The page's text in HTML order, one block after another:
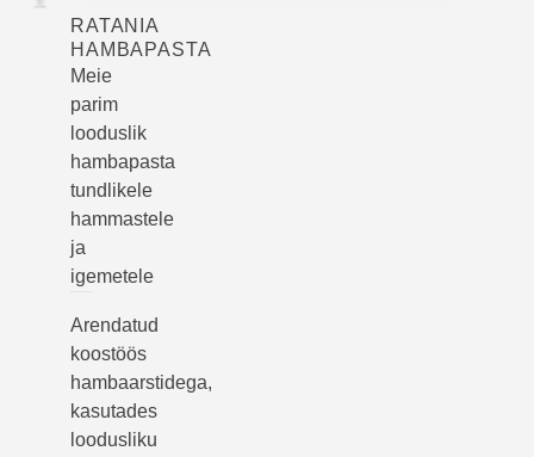
RATANIA
HAMBAPASTA
Meie
parim
looduslik
hambapasta
tundlikele
hammastele
ja
igemetele
Arendatud
koostöös
hambaarstidega,
kasutades
loodusliku